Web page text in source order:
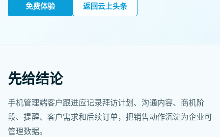
免费体验 返回云上头条
先给结论
手机管理端客户跟进应记录拜访计划、沟通内容、商机阶
段、提醒、客户需求和后续订单，把销售动作沉淀为企业可
管理数据。